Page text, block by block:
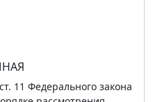
11 Федерального закона